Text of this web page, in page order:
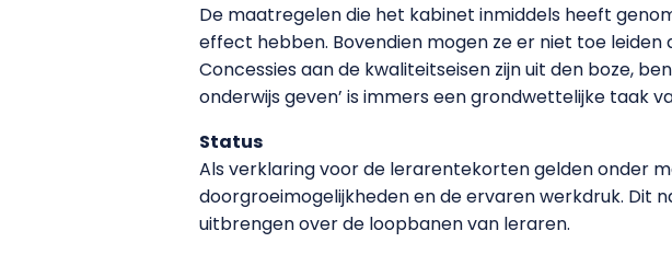
De maatregelen die het kabinet inmiddels heeft
effect hebben. Bovendien mogen ze er niet toe
Concessies aan de kwaliteitseisen zijn uit den boze,
onderwijs geven’ is immers een grondwettelijke taak
Status
Als verklaring voor de lerarentekorten gelden onder
doorgroeimogelijkheden en de ervaren werkdruk. Dit
uitbrengen over de loopbanen van leraren.